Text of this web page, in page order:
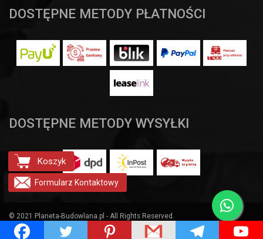
DOSTĘPNE METODY PŁATNOŚCI
DOSTĘPNE METODY WYSYŁKI
© 2021 Planeta-Budowlana.pl - All Rights Reserved.
Projekt i realizacja:
Formularz Kontaktowy
Koszyk